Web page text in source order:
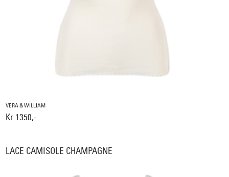
VERA & WILLIAM
Kr 1350,-
LACE CAMISOLE CHAMPAGNE